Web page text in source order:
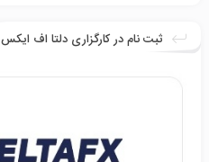
ثبت نام در کارگزاری دلتا اف ایکس